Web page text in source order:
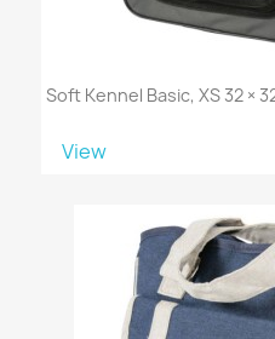
Soft Kennel Basic, XS 32 ×
View